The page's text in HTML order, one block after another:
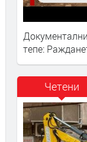
тепе:
Четени